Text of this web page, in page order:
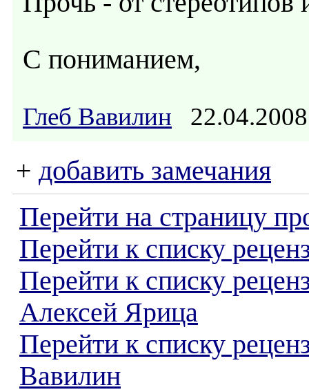
С пониманием,
Глеб Вавилин
+ добавить замечания
Перейти на страницу
Перейти к списку
Перейти к списку
Алексей Ярица
Перейти к списку
Вавилин